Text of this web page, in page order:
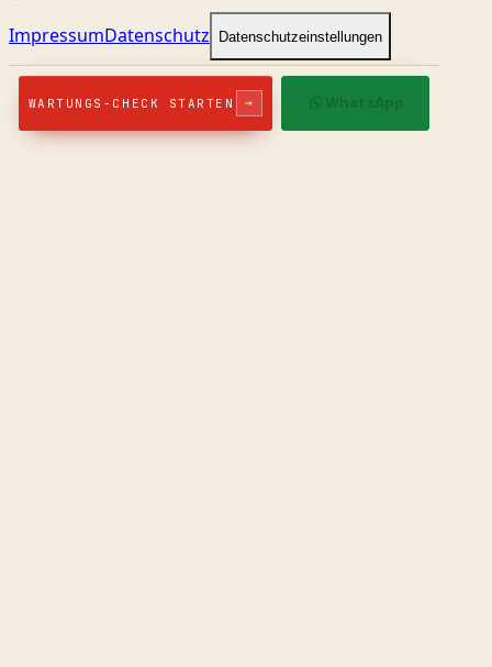
ImpressumDatenschutz Datenschutzeinstellungen
WARTUNGS-CHECK STARTEN → WhatsApp